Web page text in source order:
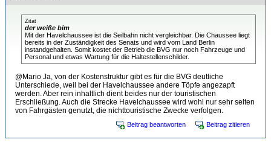
Zitat
der weiße bim
Mit der Havelchaussee ist die Seilbahn nicht vergleichbar. Die Chaussee liegt
bereits in der Zuständigkeit des Senats und wird vom Land Berlin
instandgehalten. Somit kostet der Betrieb die BVG nur noch Fahrzeuge und
Personal und etwas Wartung für die Haltestellenschilder.
@Mario Ja, von der Kostenstruktur gibt es für die BVG deutliche
Unterschiede, weil bei der Havelchaussee andere Töpfe angezapft
werden. Aber rein inhaltlich dient beides nur der touristischen
Erschließung. Auch die Strecke Havelchaussee wird wohl nur sehr selten
von Fahrgästen genutzt, die nichttouristische Zwecke verfolgen.
Beitrag beantworten Beitrag zitieren